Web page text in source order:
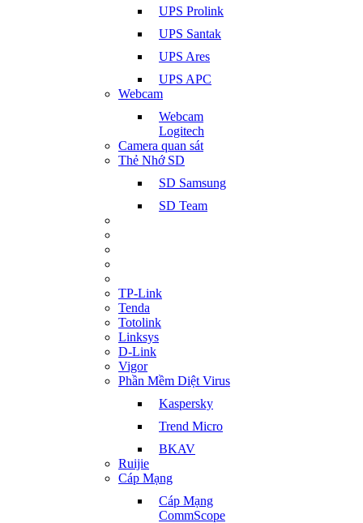
UPS Prolink
UPS Santak
UPS Ares
UPS APC
Webcam
Webcam
Logitech
Camera quan sát
Thẻ Nhớ SD
SD Samsung
SD Team
TP-Link
Tenda
Totolink
Linksys
D-Link
Vigor
Phần Mềm Diệt Virus
Kaspersky
Trend Micro
BKAV
Ruijie
Cáp Mạng
Cáp Mạng
CommScope